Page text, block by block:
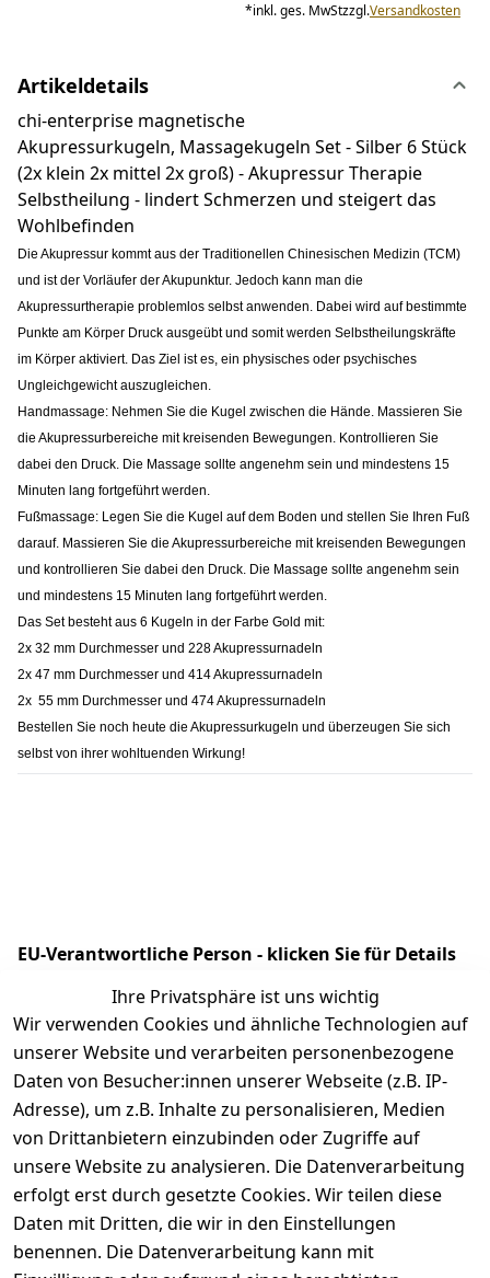
*inkl. ges. MwStzzgl.Versandkosten
Artikeldetails
chi-enterprise magnetische
Akupressurkugeln, Massagekugeln Set - Silber 6 Stück
(2x klein 2x mittel 2x groß) - Akupressur Therapie
Selbstheilung - lindert Schmerzen und steigert das
Wohlbefinden
Die Akupressur kommt aus der Traditionellen Chinesischen Medizin (TCM)
und ist der Vorläufer der Akupunktur. Jedoch kann man die
Akupressurtherapie problemlos selbst anwenden. Dabei wird auf bestimmte
Punkte am Körper Druck ausgeübt und somit werden Selbstheilungskräfte
im Körper aktiviert. Das Ziel ist es, ein physisches oder psychisches
Ungleichgewicht auszugleichen.
Handmassage: Nehmen Sie die Kugel zwischen die Hände. Massieren Sie
die Akupressurbereiche mit kreisenden Bewegungen. Kontrollieren Sie
dabei den Druck. Die Massage sollte angenehm sein und mindestens 15
Minuten lang fortgeführt werden.
Fußmassage: Legen Sie die Kugel auf dem Boden und stellen Sie Ihren Fuß
darauf. Massieren Sie die Akupressurbereiche mit kreisenden Bewegungen
und kontrollieren Sie dabei den Druck. Die Massage sollte angenehm sein
und mindestens 15 Minuten lang fortgeführt werden.
Das Set besteht aus 6 Kugeln in der Farbe Gold mit:
2x 32 mm Durchmesser und 228 Akupressurnadeln
2x 47 mm Durchmesser und 414 Akupressurnadeln
2x 55 mm Durchmesser und 474 Akupressurnadeln
Bestellen Sie noch heute die Akupressurkugeln und überzeugen Sie sich
selbst von ihrer wohltuenden Wirkung!
EU-Verantwortliche Person - klicken Sie für Details
Ihre Privatsphäre ist uns wichtig
Wir verwenden Cookies und ähnliche Technologien auf
unserer Website und verarbeiten personenbezogene
Daten von Besucher:innen unserer Webseite (z.B. IP-
Adresse), um z.B. Inhalte zu personalisieren, Medien
von Drittanbietern einzubinden oder Zugriffe auf
unsere Website zu analysieren. Die Datenverarbeitung
erfolgt erst durch gesetzte Cookies. Wir teilen diese
Daten mit Dritten, die wir in den Einstellungen
benennen. Die Datenverarbeitung kann mit
Rechtliches
AGB
Kontakt
Kontakt